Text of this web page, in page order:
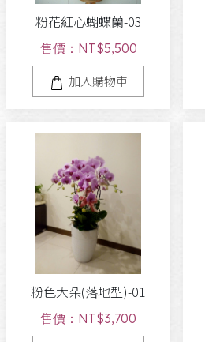
粉花紅心蝴蝶蘭-03
售價：NT$5,500
加入購物車
粉色大朵(落地型)-01
售價：NT$3,700